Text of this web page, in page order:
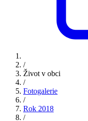
/
Život v obci
/
Fotogalerie
/
Rok 2018
/